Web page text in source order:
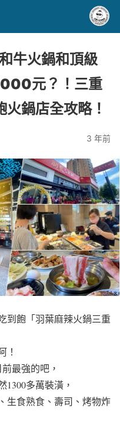
牛火鍋和頂級
元？！三重
鍋店全攻略！
3 年前
到飽「羽葉麻辣火鍋三重
！
最強的吧，
多萬裝潢，
生食熟食、壽司、烤物炸